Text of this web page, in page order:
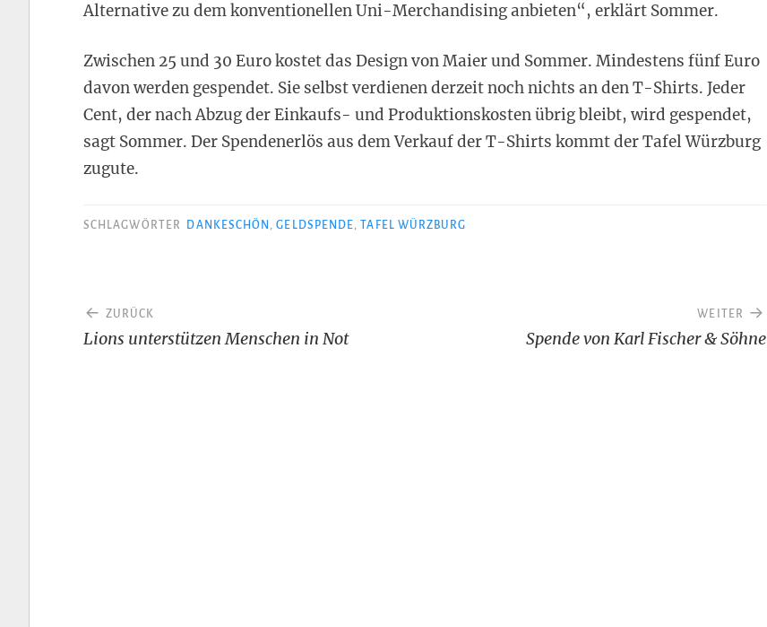
Alternative zu dem konventionellen Uni-Merchandising anbieten“, erklärt Sommer.
Zwischen 25 und 30 Euro kostet das Design von Maier und Sommer. Mindestens fünf Euro
davon werden gespendet. Sie selbst verdienen derzeit noch nichts an den T-Shirts. Jeder
Cent, der nach Abzug der Einkaufs- und Produktionskosten übrig bleibt, wird gespendet,
sagt Sommer. Der Spendenerlös aus dem Verkauf der T-Shirts kommt der Tafel Würzburg
zugute.
SCHLAGWÖRTER DANKESCHÖN ,GELDSPENDE, TAFEL WÜRZBURG
Beitragsnavigation
ZURÜCK
Lions unterstützen Menschen in Not
WEITER
Spende von Karl Fischer & Söhne